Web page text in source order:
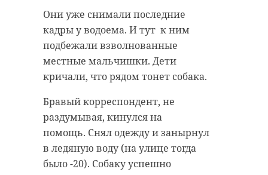
Они уже снимали последние
кадры у водоема. И тут к ним
подбежали взволнованные
местные мальчишки. Дети
кричали, что рядом тонет собака.
Бравый корреспондент, не
раздумывая, кинулся на
помощь. Снял одежду и занырнул
в ледяную воду (на улице тогда
было -20). Собаку успешно